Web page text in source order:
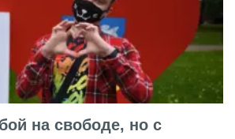
на свободе, но с